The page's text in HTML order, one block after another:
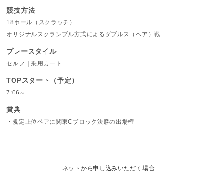
競技方法
18ホール（スクラッチ）
オリジナルスクランブル方式によるダブルス（ペア）戦
プレースタイル
セルフ｜乗用カート
TOPスタート（予定）
7:06～
賞典
・規定上位ペアに関東Cブロック決勝の出場権
ネットから申し込みいただく場合